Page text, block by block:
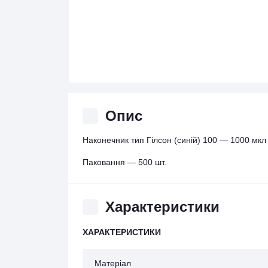
Опис
Наконечник тип Гілсон (синій) 100 — 1000 мкл
Паковання — 500 шт.
Характеристики
ХАРАКТЕРИСТИКИ
Матеріал